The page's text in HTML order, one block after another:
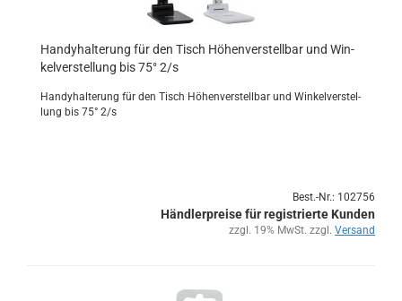
Han­dy­hal­te­rung für den Tisch Hö­hen­ver­stell­bar und Win­
kel­ver­stel­lung bis 75° 2/s
Han­dy­hal­te­rung für den Tisch Hö­hen­ver­stell­bar und Win­kel­ver­stel­
lung bis 75° 2/s
Best.-Nr.: 102756
Händlerpreise für registrierte Kunden
zzgl. 19% MwSt. zzgl. Versand